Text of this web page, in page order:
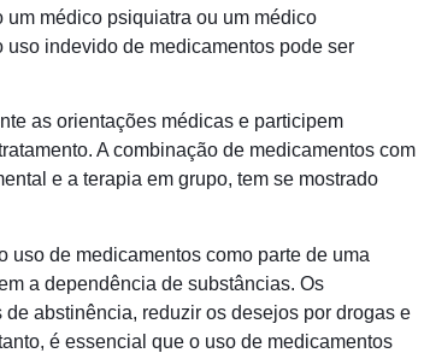
médico psiquiatra ou um médico
indevido de medicamentos pode ser
as orientações médicas e participem
A combinação de medicamentos com
e a terapia em grupo, tem se mostrado
uso de medicamentos como parte de uma
a dependência de substâncias. Os
abstinência, reduzir os desejos por drogas e
é essencial que o uso de medicamentos